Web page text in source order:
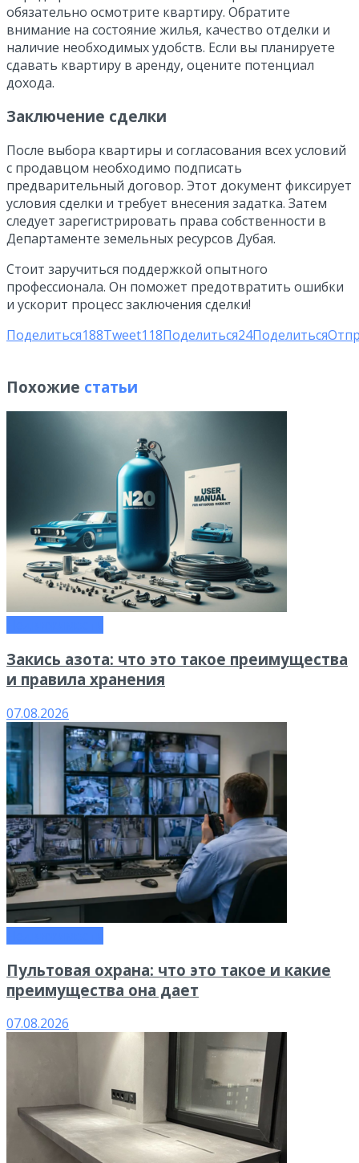
обязательно осмотрите квартиру. Обратите
внимание на состояние жилья, качество отделки и
наличие необходимых удобств. Если вы планируете
сдавать квартиру в аренду, оцените потенциал
дохода.
Заключение сделки
После выбора квартиры и согласования всех условий
с продавцом необходимо подписать
предварительный договор. Этот документ фиксирует
условия сделки и требует внесения задатка. Затем
следует зарегистрировать права собственности в
Департаменте земельных ресурсов Дубая.
Стоит заручиться поддержкой опытного
профессионала. Он поможет предотвратить ошибки
и ускорит процесс заключения сделки!
Поделиться188Tweet118Поделиться24Поделиться
Похожие статьи
Закись азота: что это такое преимущества
и правила хранения
07.08.2026
Пультовая охрана: что это такое и какие
преимущества она дает
07.08.2026